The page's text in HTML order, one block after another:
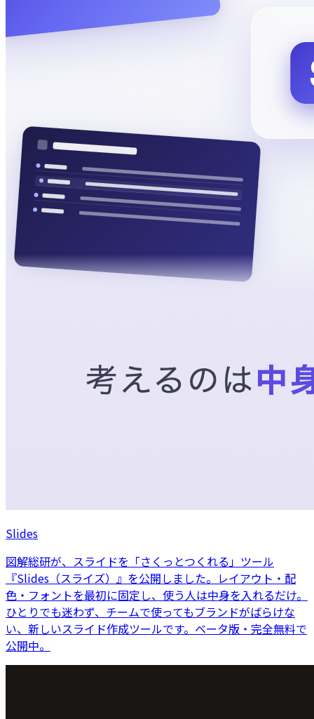
Slides
図解総研が、スライドを「さくっとつくれる」ツール
『Slides（スライズ）』を公開しました。レイアウト・配
色・フォントを最初に固定し、使う人は中身を入れるだけ。
ひとりでも迷わず、チームで使ってもブランドがばらけな
い、新しいスライド作成ツールです。ベータ版・完全無料で
公開中。